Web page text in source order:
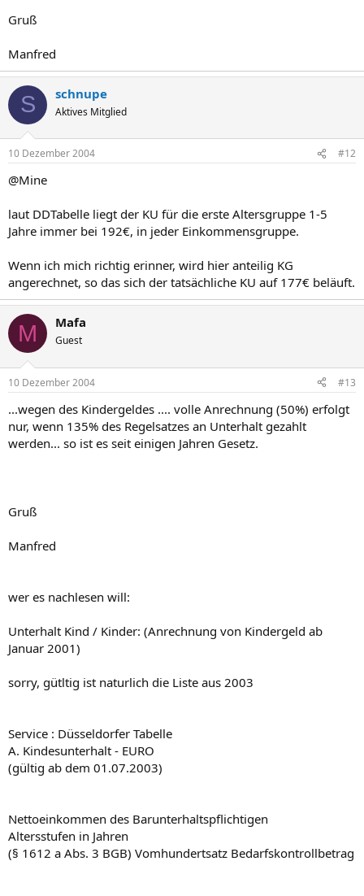
Gruß
Manfred
S schnupe
Aktives Mitglied
10 Dezember 2004 #12
@Mine
laut DDTabelle liegt der KU für die erste Altersgruppe 1-5
Jahre immer bei 192€, in jeder Einkommensgruppe.
Wenn ich mich richtig erinner, wird hier anteilig KG
angerechnet, so das sich der tatsächliche KU auf 177€ beläuft.
M Mafa
Guest
10 Dezember 2004 #13
...wegen des Kindergeldes .... volle Anrechnung (50%) erfolgt
nur, wenn 135% des Regelsatzes an Unterhalt gezahlt
werden... so ist es seit einigen Jahren Gesetz.
Gruß
Manfred
wer es nachlesen will:
Unterhalt Kind / Kinder: (Anrechnung von Kindergeld ab
Januar 2001)
sorry, gütltig ist naturlich die Liste aus 2003
Service : Düsseldorfer Tabelle
A. Kindesunterhalt - EURO
(gültig ab dem 01.07.2003)
Nettoeinkommen des Barunterhaltspflichtigen
Altersstufen in Jahren
(§ 1612 a Abs. 3 BGB) Vomhundertsatz Bedarfskontrollbetrag